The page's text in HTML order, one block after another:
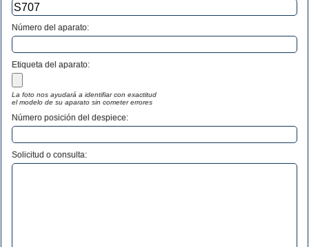
Número del aparato:
Etiqueta del aparato:
La foto nos ayudará a identifiar con exactitud
el modelo de su aparato sin cometer errores
Número posición del despiece:
Solicitud o consulta: